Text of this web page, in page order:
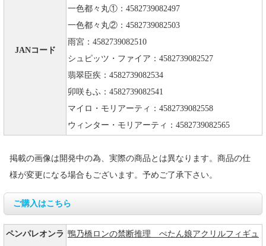
JANコード
一色都々丸①：4582739082497
一色都々丸②：4582739082503
雨宮：4582739082510
シュピッツ・ファイア：4582739082527
翡翠臣疾：4582739082534
卯咲もふ：4582739082541
マイロ・モリアーティ：4582739082558
ウィンター・モリアーティ：4582739082565
掲載の画像は開発中の為、実際の商品とは異なります。商品の仕
様が変更になる場合もございます。予めご了承下さい。
ご購入はこちら
ペンパレオンラ 鴨乃橋ロンの禁断推理 ぺたん娘アクリルフィギュ